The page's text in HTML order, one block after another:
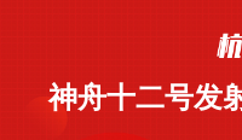
神舟十二号发